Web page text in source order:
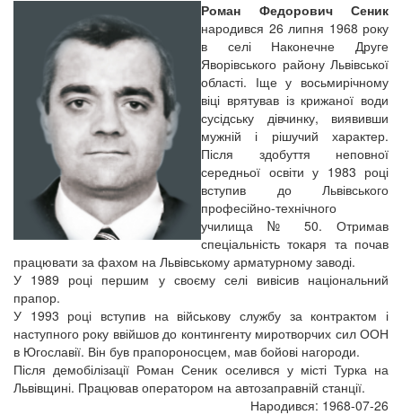
Роман Федорович Сеник
народився 26 липня 1968 року
в селі Наконечне Друге
Яворівського району Львівської
області. Іще у восьмирічному
віці врятував із крижаної води
сусідську дівчинку, виявивши
мужній і рішучий характер.
Після здобуття неповної
середньої освіти у 1983 році
вступив до Львівського
професійно-технічного
училища № 50. Отримав
спеціальність токаря та почав
працювати за фахом на Львівському арматурному заводі.
У 1989 році першим у своєму селі вивісив національний
прапор.
У 1993 році вступив на військову службу за контрактом і
наступного року ввійшов до контингенту миротворчих сил ООН
в Югославії. Він був прапороносцем, мав бойові нагороди.
Після демобілізації Роман Сеник оселився у місті Турка на
Львівщині. Працював оператором на автозаправній станції.
Народився: 1968-07-26